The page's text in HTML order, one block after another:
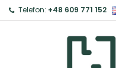
Telefon: +48 609 771 152